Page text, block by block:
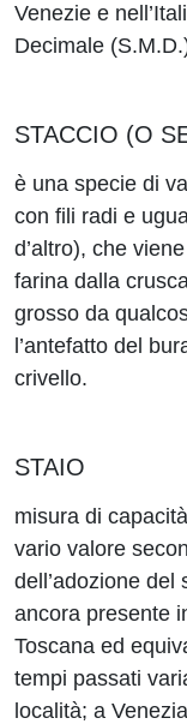
Venezie e
Decimale
STACCIO (O
è una specie di
con fili radi e
d’altro), che
farina dalla
grosso da
l’antefatto del
crivello.
STAIO
misura di
vario valore
dell’adozione
ancora presente
Toscana ed
tempi passati
località; a